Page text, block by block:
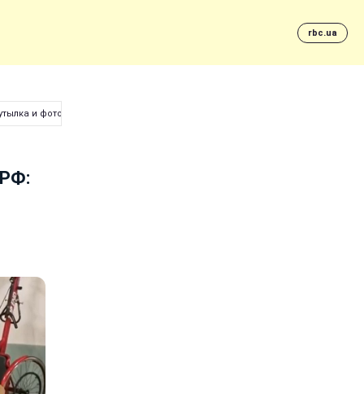
rbc.ua
и фотоаппарат
РФ: